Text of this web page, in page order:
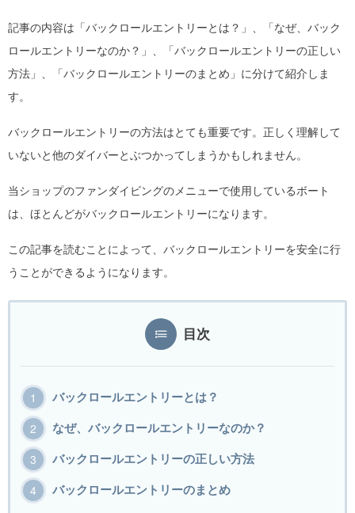
記事の内容は「バックロールエントリーとは？」、「なぜ、バック
ロールエントリーなのか？」、「バックロールエントリーの正しい
方法」、「バックロールエントリーのまとめ」に分けて紹介しま
す。
バックロールエントリーの方法はとても重要です。正しく理解して
いないと他のダイバーとぶつかってしまうかもしれません。
当ショップのファンダイビングのメニューで使用しているボート
は、ほとんどがバックロールエントリーになります。
この記事を読むことによって、バックロールエントリーを安全に行
うことができるようになります。
目次
バックロールエントリーとは？
なぜ、バックロールエントリーなのか？
バックロールエントリーの正しい方法
バックロールエントリーのまとめ